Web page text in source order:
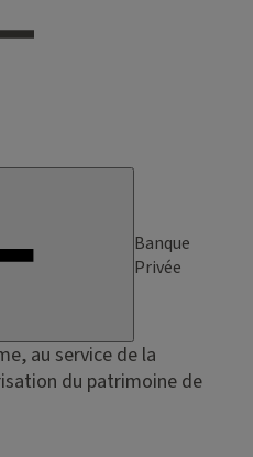
Banque
Privée
au service de la
du patrimoine de